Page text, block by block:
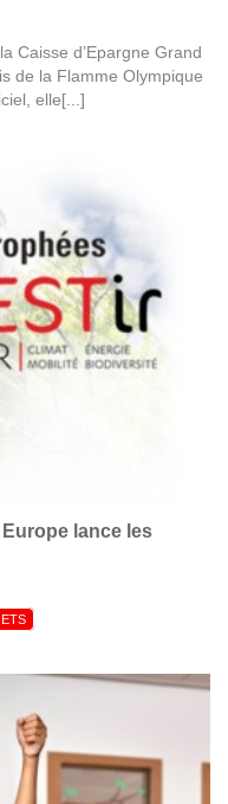
Caisse d’Epargne Grand
de la Flamme Olympique
elle[...]
Europe lance les